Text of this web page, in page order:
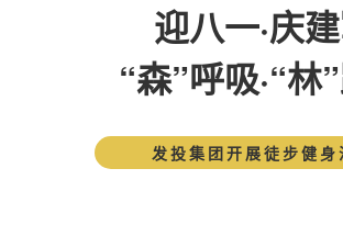
迎八一·庆
“森”呼吸·“林
发投集团开展徒步健身